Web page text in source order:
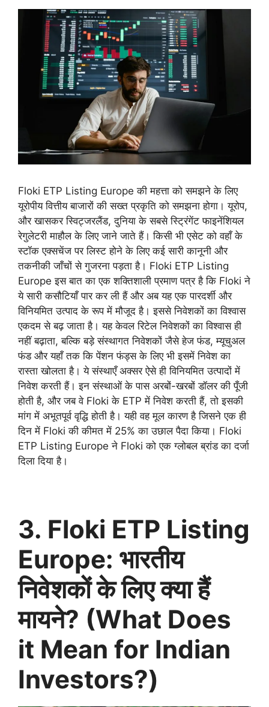
Floki ETP Listing Europe की महत्ता को समझने के लिए
यूरोपीय वित्तीय बाजारों की सख्त प्रकृति को समझना होगा। यूरोप,
और खासकर स्विट्जरलैंड, दुनिया के सबसे स्ट्रिंगेंट फाइनेंशियल
रेगुलेटरी माहौल के लिए जाने जाते हैं। किसी भी एसेट को वहाँ के
स्टॉक एक्सचेंज पर लिस्ट होने के लिए कई सारी कानूनी और
तकनीकी जाँचों से गुजरना पड़ता है। Floki ETP Listing
Europe इस बात का एक शक्तिशाली प्रमाण पत्र है कि Floki ने
ये सारी कसौटियाँ पार कर ली हैं और अब यह एक पारदर्शी और
विनियमित उत्पाद के रूप में मौजूद है। इससे निवेशकों का विश्वास
एकदम से बढ़ जाता है। यह केवल रिटेल निवेशकों का विश्वास ही
नहीं बढ़ाता, बल्कि बड़े संस्थागत निवेशकों जैसे हेज फंड, म्यूचुअल
फंड और यहाँ तक कि पेंशन फंड्स के लिए भी इसमें निवेश का
रास्ता खोलता है। ये संस्थाएँ अक्सर ऐसे ही विनियमित उत्पादों में
निवेश करती हैं। इन संस्थाओं के पास अरबों-खरबों डॉलर की पूँजी
होती है, और जब वे Floki के ETP में निवेश करती हैं, तो इसकी
मांग में अभूतपूर्व वृद्धि होती है। यही वह मूल कारण है जिसने एक ही
दिन में Floki की कीमत में 25% का उछाल पैदा किया। Floki
ETP Listing Europe ने Floki को एक ग्लोबल ब्रांड का दर्जा
दिला दिया है।
3. Floki ETP Listing
Europe: भारतीय
निवेशकों के लिए क्या हैं
मायने? (What Does
it Mean for Indian
Investors?)